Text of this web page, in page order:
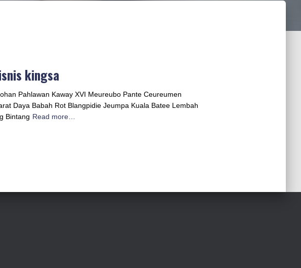
kingsa
Pahlawan Kaway XVI Meureubo Pante Ceureumen
Daya Babah Rot Blangpidie Jeumpa Kuala Batee Lembah
Bintang Read more…